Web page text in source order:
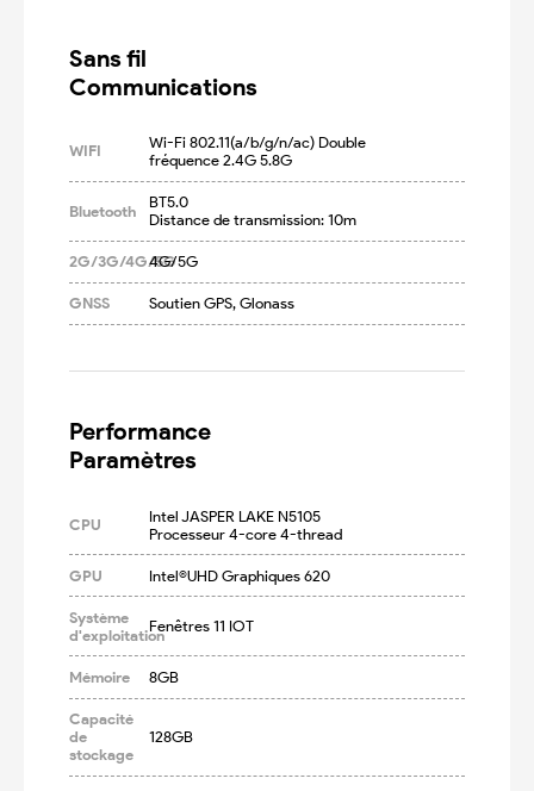
Sans fil
Communications
WIFI
Wi-Fi 802.11(a/b/g/n/ac) Double
fréquence 2.4G 5.8G
Bluetooth
BT5.0
Distance de transmission: 10m
2G/3G/4G/5G
4G/5G
GNSS Soutien GPS, Glonass
Performance
Paramètres
CPU
Intel JASPER LAKE N5105
Processeur 4-core 4-thread
GPU Intel®UHD Graphiques 620
Système
d'exploitationFenêtres 11 IOT
Mémoire 8GB
Capacité
de
stockage
128GB